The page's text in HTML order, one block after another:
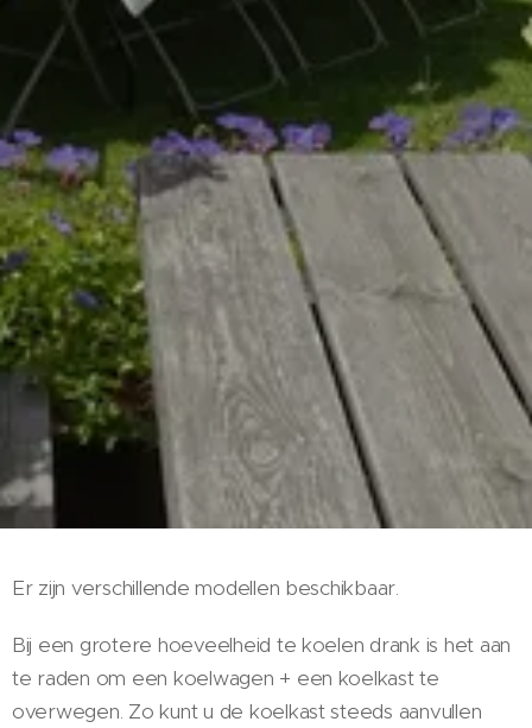
Er zijn verschillende modellen beschikbaar.
Bij een grotere hoeveelheid te koelen drank is het aan
te raden om een koelwagen + een koelkast te
overwegen. Zo kunt u de koelkast steeds aanvullen